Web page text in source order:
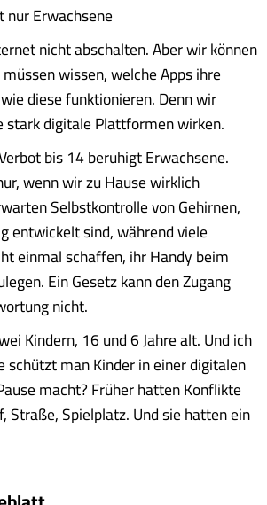
nur Erwachsene
nicht abschalten. Aber wir können
wissen, welche Apps ihre
diese funktionieren. Denn wir
stark digitale Plattformen wirken.
bis 14 beruhigt Erwachsene.
wenn wir zu Hause wirklich
Selbstkontrolle von Gehirnen,
entwickelt sind, während viele
einmal schaffen, ihr Handy beim
Ein Gesetz kann den Zugang
nicht.
Kindern, 16 und 6 Jahre alt. Und ich
man Kinder in einer digitalen
macht? Früher hatten Konflikte
Straße, Spielplatz. Und sie hatten ein